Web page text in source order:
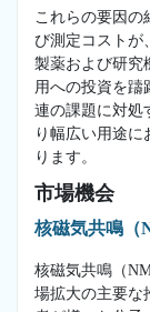
これらの要因の
び測定コストが
製薬および研究
用への投資を躊
連の課題に対処
り幅広い用途
ります。
市場機会
核磁気共鳴（
核磁気共鳴（
場拡大の主要な